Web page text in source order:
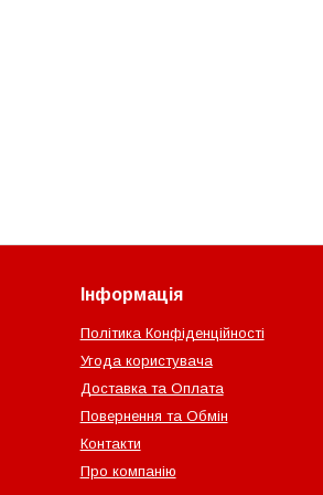
Інформація
Політика Конфіденційності
Угода користувача
Доставка та Оплата
Повернення та Обмін
Контакти
Про компанію